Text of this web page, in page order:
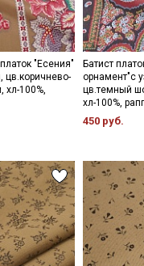
"Есения"
цв.коричнево-
хл-100%,
Батист
орнамент"с
цв.темный
хл-100%,
450 руб.